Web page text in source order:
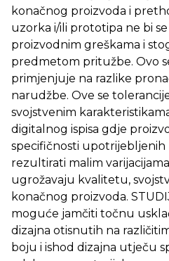
konačnog proizvoda i
uzorka i/ili prototipa ne bi
proizvodnim greškama i
predmetom pritužbe. Ovo
primjenjuje na razlike
narudžbe. Ove se
svojstvenim
digitalnog ispisa gdje
specifičnosti upotrijebljenih
rezultirati malim
ugrožavaju kvalitetu,
konačnog proizvoda.
moguće jamčiti točnu
dizajna otisnutih na
boju i ishod dizajna utječu